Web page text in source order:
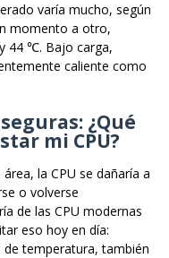
varía mucho, según
momento a otro,
44 ℃. Bajo carga,
caliente como
¿Qué
mi CPU?
la CPU se dañaría a
o volverse
de las CPU modernas
eso hoy en día:
temperatura, también